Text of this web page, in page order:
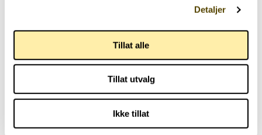
Detaljer
Tillat alle
Tillat utvalg
Ikke tillat
Nestleder/ Sekretær
Solveig Helleberg